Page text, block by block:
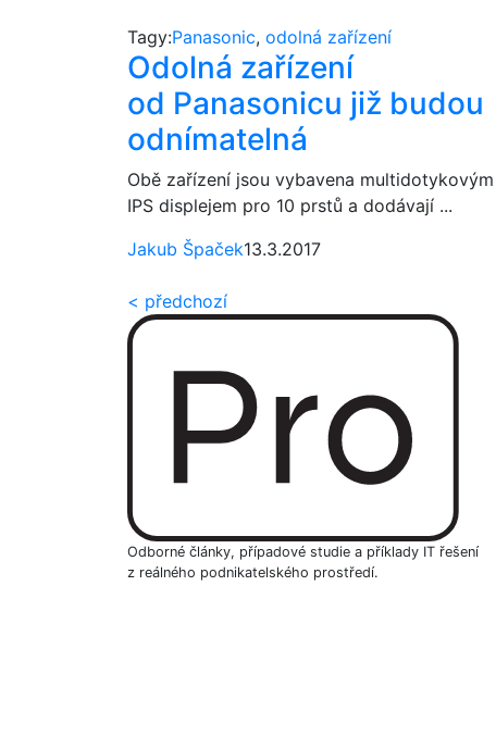
Tagy:Panasonic, odolná zařízení
Odolná zařízení
od Panasonicu již budou
odnímatelná
Obě zařízení jsou vybavena multidotykovým
IPS displejem pro 10 prstů a dodávají ...
Jakub Špaček13.3.2017
< předchozí
Odborné články, případové studie a příklady IT řešení
z reálného podnikatelského prostředí.